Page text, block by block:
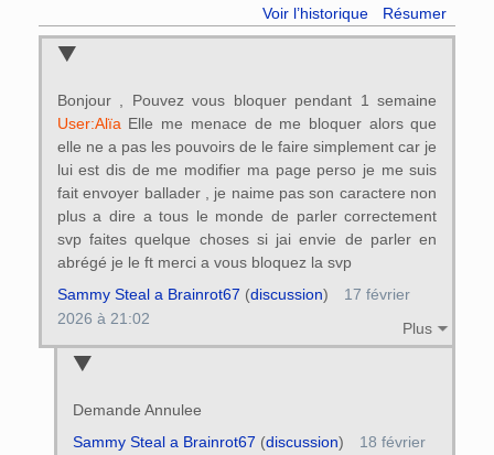
Voir l’historique Résumer
Bonjour , Pouvez vous bloquer pendant 1 semaine
User:Alïa Elle me menace de me bloquer alors que
elle ne a pas les pouvoirs de le faire simplement car je
lui est dis de me modifier ma page perso je me suis
fait envoyer ballader , je naime pas son caractere non
plus a dire a tous le monde de parler correctement
svp faites quelque choses si jai envie de parler en
abrégé je le ft merci a vous bloquez la svp
Plus
Sammy Steal a Brainrot67 (discussion)
17 février
2026 à 21:02
Demande Annulee
Sammy Steal a Brainrot67 (discussion)
18 février